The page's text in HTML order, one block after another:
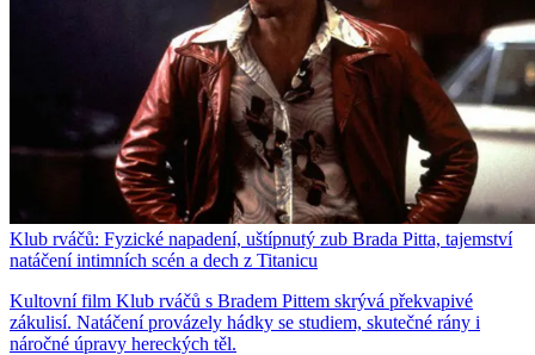
Klub rváčů: Fyzické napadení, uštípnutý zub Brada Pitta, tajemství
natáčení intimních scén a dech z Titanicu
Kultovní film Klub rváčů s Bradem Pittem skrývá překvapivé
zákulisí. Natáčení provázely hádky se studiem, skutečné rány i
náročné úpravy hereckých těl.